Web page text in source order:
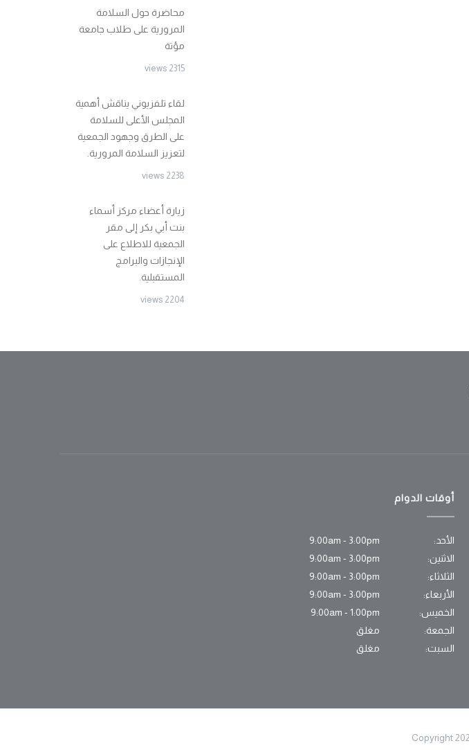
محاضرة حول السلامة
المرورية على طلاب جامعة
مؤتة
2315 views
لقاء تلفزيوني يناقش أهمية
المجلس الأعلى للسلامة
على الطرق وجهود الجمعية
لتعزيز السلامة المرورية.
2238 views
زيارة أعضاء مركز أسماء
بنت أبي بكر إلى مقر
الجمعية للاطلاع على
الإنجازات والبرامج
المستقبلية.
2204 views
أوقات الدوام
الأحد:
9:00am - 3:00pm
الاثنين:
9:00am - 3:00pm
الثلاثاء:
9:00am - 3:00pm
الأربعاء:
9:00am - 3:00pm
الخميس:
9:00am - 1:00pm
الجمعة:
مغلق
السبت:
مغلق